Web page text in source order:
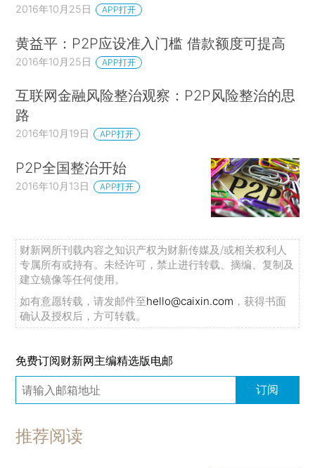
2016年10月25日 APP打开
黄益平：P2P应设准入门槛 借款额度可提高
2016年10月25日 APP打开
互联网金融风险整治观察：P2P风险整治的思
路
2016年10月19日 APP打开
P2P全国整治开始
2016年10月13日 APP打开
财新网所刊载内容之知识产权为财新传媒及/或相关权利人
专属所有或持有。未经许可，禁止进行转载、摘编、复制及
建立镜像等任何使用。
如有意愿转载，请发邮件至hello@caixin.com ，获得书面
确认及授权后，方可转载。
免费订阅财新网主编精选版电邮
订阅
推荐阅读